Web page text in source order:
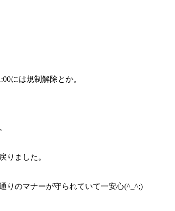
には規制解除とか。
りました。
りのマナーが守られていて一安心(^_^;)